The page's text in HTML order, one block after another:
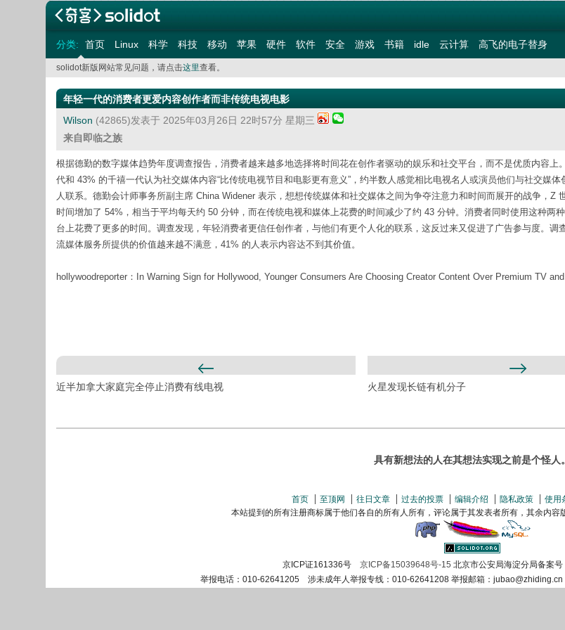
分类: 首页 Linux 科学 科技 移动 苹果 硬件 软件 安全 游戏 书籍 idle 云计算 高飞的电子替身
solidot新版网站常见问题，请点击这里查看。
年轻一代的消费者更爱内容创作者而非传统电视电影
Wilson (42865)发表于 2025年03月26日 22时57分 星期三
来自即临之族
根据德勤的数字媒体趋势年度调查报告，消费者越来越多地选择将时间花在创作者驱动的娱乐和社交平台，而不是优质内容上
代和 43% 的千禧一代认为社交媒体内容“比传统电视节目和电影更有意义”，约半数人感觉相比电视名人或演员他们与社交媒
人联系。德勤会计师事务所副主席 China Widener 表示，想想传统媒体和社交媒体之间为争夺注意力和时间而展开的战争，Z
时间增加了 54%，相当于平均每天约 50 分钟，而在传统电视和媒体上花费的时间减少了约 43 分钟。消费者同时使用这种两
台上花费了更多的时间。调查发现，年轻消费者更信任创作者，与他们有更个人化的联系，这反过来又促进了广告参与度。调
流媒体服务所提供的价值越来越不满意，41% 的人表示内容达不到其价值。
hollywoodreporter：In Warning Sign for Hollywood, Younger Consumers Are Choosing Creator Content Over Premium TV
近半加拿大家庭完全停止消费有线电视 火星发现长链有机分子
具有新想法的人在其想法实现之前是个怪人。
首页 至顶网 往日文章 过去的投票 编辑介绍 隐私政策 使用
本站提到的所有注册商标属于他们各自的所有人所有，评论属于其发表者所有，其余内
京ICP证161336号 京ICP备15039648号-15 北京市公安局海淀分局备案
举报电话：010-62641205 涉未成年人举报专线：010-62641208 举报邮箱：